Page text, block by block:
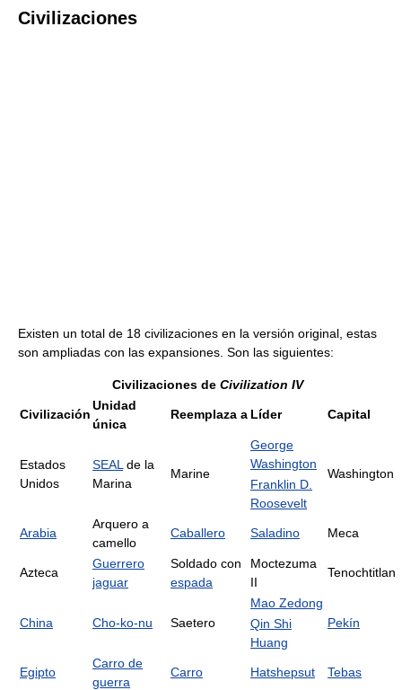
Civilizaciones
Existen un total de 18 civilizaciones en la versión original, estas
son ampliadas con las expansiones. Son las siguientes:
Civilizaciones de Civilization IV
Civilización
Unidad
única
Reemplaza a Líder Capital
Estados
Unidos
SEAL de la
Marina
Marine
George
Washington
Washington
Franklin D.
Roosevelt
Arabia
Arquero a
camello
Caballero Saladino Meca
Azteca
Guerrero
jaguar
Soldado con
espada
Moctezuma
II
Tenochtitlan
China Cho-ko-nu Saetero
Mao Zedong
Pekín
Qin Shi
Huang
Egipto
Carro de
guerra
Carro Hatshepsut Tebas